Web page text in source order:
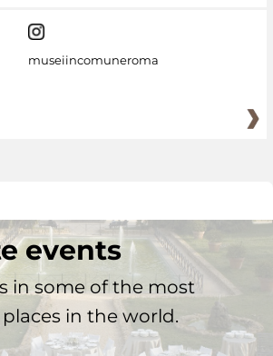
museiincomuneroma
events
in some of the most
in the world.